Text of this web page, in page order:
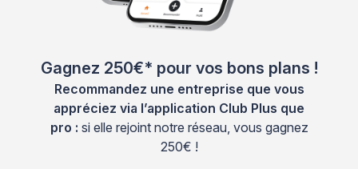
Gagnez 250€* pour vos bons plans !
Recommandez une entreprise que vous
appréciez via l’application Club Plus que
pro : si elle rejoint notre réseau, vous gagnez
250€ !